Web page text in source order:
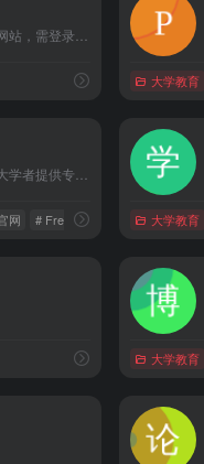
大学教育
网 # FreeCheck论文查重大学教育
大学教育